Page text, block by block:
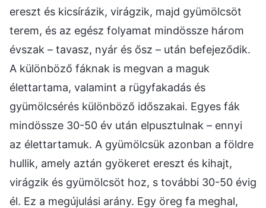
ereszt és kicsírázik, virágzik, majd gyümölcsöt
terem, és az egész folyamat mindössze három
évszak – tavasz, nyár és ősz – után befejeződik.
A különböző fáknak is megvan a maguk
élettartama, valamint a rügyfakadás és
gyümölcsérés különböző időszakai. Egyes fák
mindössze 30-50 év után elpusztulnak – ennyi
az élettartamuk. A gyümölcsük azonban a földre
hullik, amely aztán gyökeret ereszt és kihajt,
virágzik és gyümölcsöt hoz, s további 30-50 évig
él. Ez a megújulási arány. Egy öreg fa meghal,